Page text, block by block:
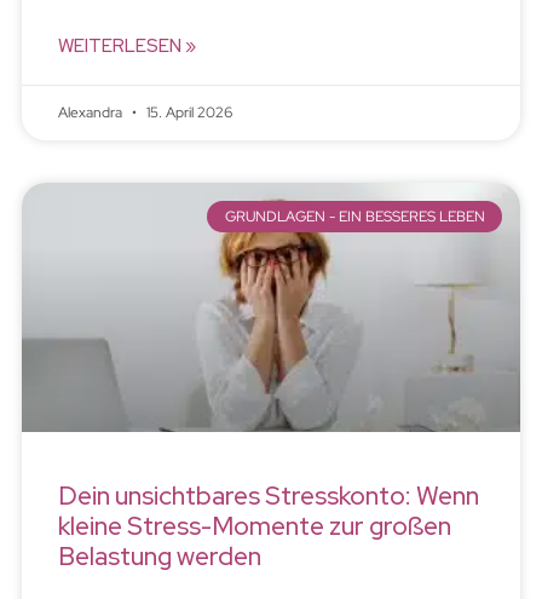
WEITERLESEN »
Alexandra 15. April 2026
GRUNDLAGEN - EIN BESSERES LEBEN
Dein unsichtbares Stresskonto: Wenn
kleine Stress-Momente zur großen
Belastung werden